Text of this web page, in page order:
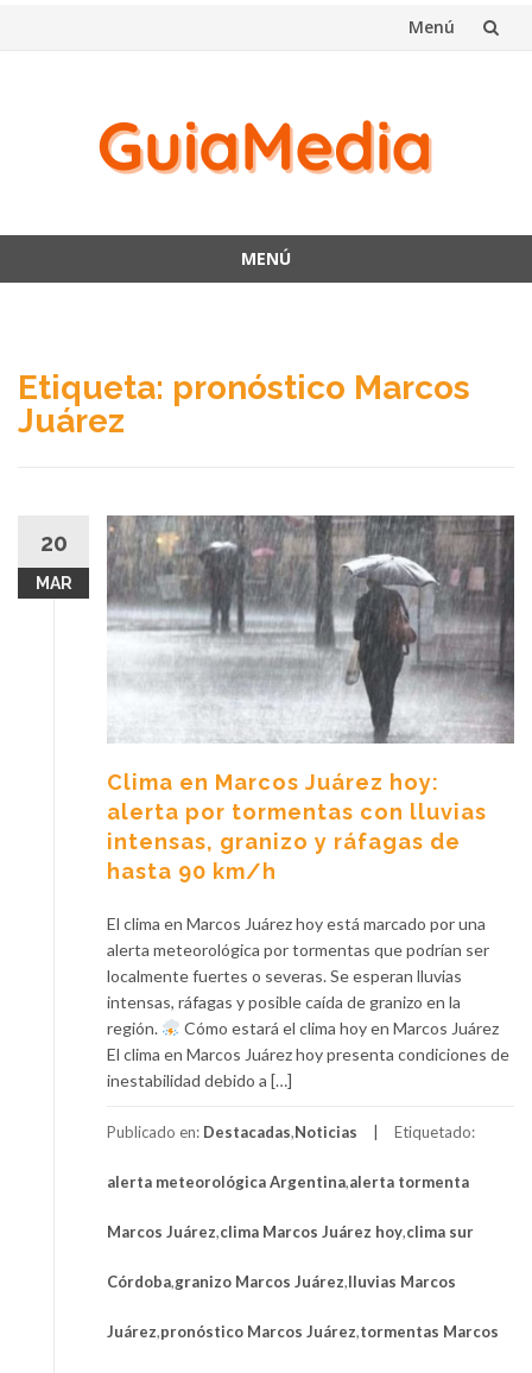
Menú
MENÚ
Etiqueta: pronóstico Marcos
Juárez
20
MAR
Clima en Marcos Juárez hoy:
alerta por tormentas con lluvias
intensas, granizo y ráfagas de
hasta 90 km/h
El clima en Marcos Juárez hoy está marcado por una
alerta meteorológica por tormentas que podrían ser
localmente fuertes o severas. Se esperan lluvias
intensas, ráfagas y posible caída de granizo en la
región.
Cómo estará el clima hoy en Marcos Juárez
El clima en Marcos Juárez hoy presenta condiciones de
inestabilidad debido a […]
Publicado en: Destacadas,Noticias Etiquetado:
alerta meteorológica Argentina,alerta tormenta
Marcos Juárez,clima Marcos Juárez hoy,clima sur
Córdoba,granizo Marcos Juárez,lluvias Marcos
Juárez,pronóstico Marcos Juárez,tormentas Marcos